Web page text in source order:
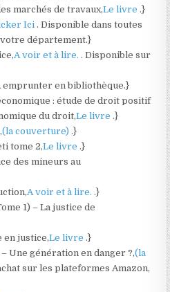
marchés de travaux,Le livre.}
Ici. Disponible dans toutes
département.}
A voir et à lire.. Disponible sur
emprunter en bibliothèque.}
: étude de droit positif
du droit,Le livre.}
(la couverture).}
tome 2,Le livre.}
des mineurs au
A voir et à lire..}
1) – La justice de
en justice,Le livre.}
Une génération en danger ?,(la
sur les plateformes Amazon,